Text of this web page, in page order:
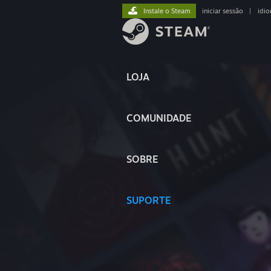
LOJA
COMUNIDADE
SOBRE
SUPORTE
Instale o Steam iniciar sessão